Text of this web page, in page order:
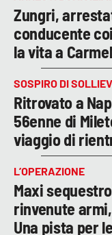
Zungri,
conducente
la vita a
SOSPIRO DI
Ritrovato a
56enne di
viaggio di
L’OPERAZIONE
Maxi
rinvenute
Una pista per